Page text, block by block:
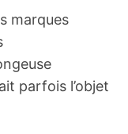
marques
parfois l’objet